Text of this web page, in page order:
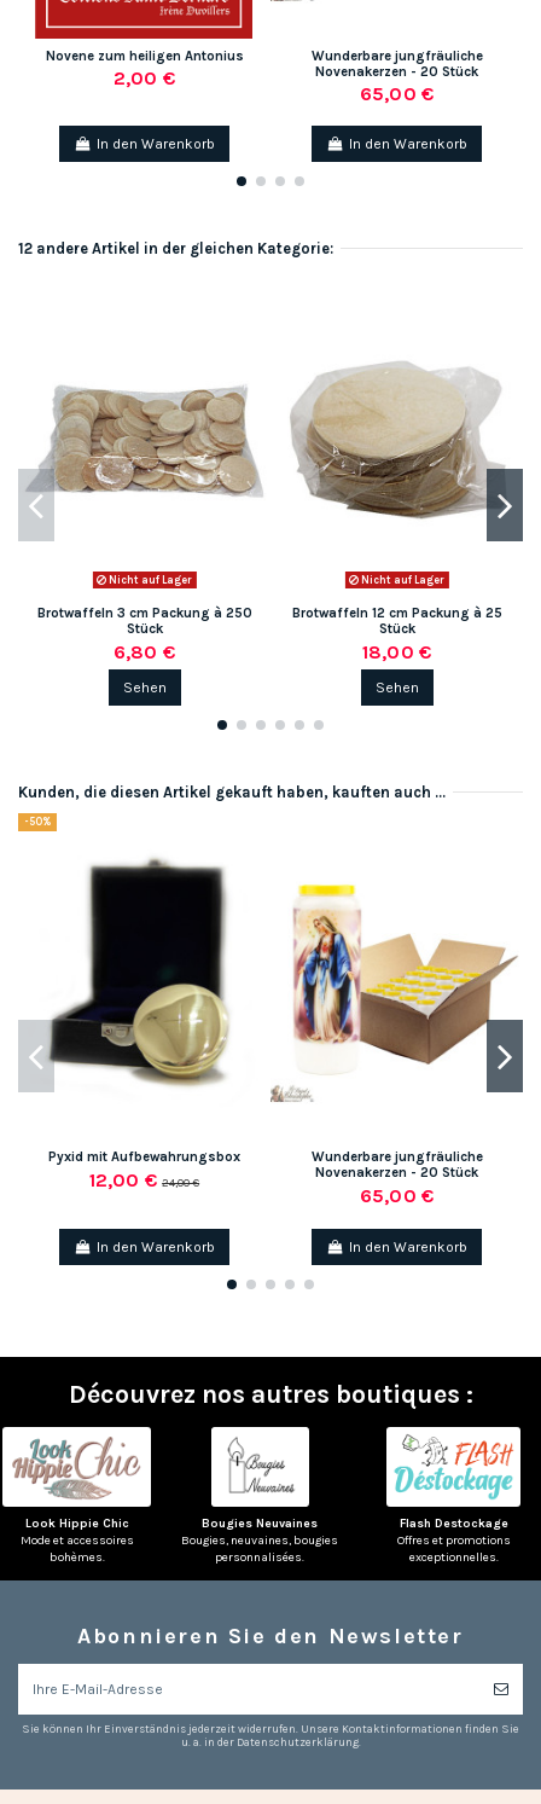
Novene zum heiligen Antonius
2,00 €
In den Warenkorb
Wunderbare jungfräuliche
Novenakerzen - 20 Stück
65,00 €
In den Warenkorb
12 andere Artikel in der gleichen Kategorie:
Nicht auf Lager
Brotwaffeln 3 cm Packung à 250
Stück
6,80 €
Sehen
Nicht auf Lager
Brotwaffeln 12 cm Packung à 25
Stück
18,00 €
Sehen
Kunden, die diesen Artikel gekauft haben, kauften auch ...
-50%
Pyxid mit Aufbewahrungsbox
12,00 €24,00 €
In den Warenkorb
Wunderbare jungfräuliche
Novenakerzen - 20 Stück
65,00 €
In den Warenkorb
Découvrez nos autres boutiques :
Look Hippie Chic
Mode et accessoires
bohèmes.
Bougies Neuvaines
Bougies, neuvaines, bougies
personnalisées.
Flash Destockage
Offres et promotions
exceptionnelles.
Abonnieren Sie den Newsletter
Sie können Ihr Einverständnis jederzeit widerrufen. Unsere Kontaktinformationen finden Sie
u. a. in der Datenschutzerklärung.